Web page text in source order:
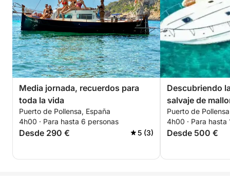
Media jornada, recuerdos para
toda la vida
Puerto de Pollensa, España
4h00 · Para hasta 6 personas
Desde 290 € 5 (3)
Descubriendo
salvaje de
Puerto de
4h00 · Para hasta
Desde 500 €